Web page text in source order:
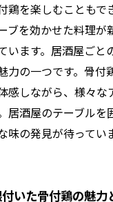
鶏を楽しむこともで
ブを効かせた料理が
います。居酒屋ごと
力の一つです。骨付
感しながら、様々な
居酒屋のテーブルを
味の発見が待ってい
いた骨付鶏の魅力